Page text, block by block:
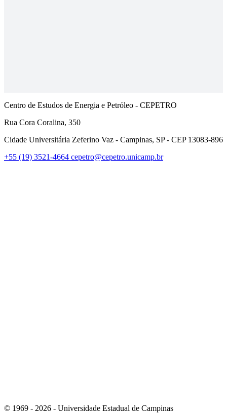
Centro de Estudos de Energia e Petróleo - CEPETRO
Rua Cora Coralina, 350
Cidade Universitária Zeferino Vaz - Campinas, SP - CEP 13083-896
+55 (19) 3521-4664 cepetro@cepetro.unicamp.br
© 1969 - 2026 - Universidade Estadual de Campinas